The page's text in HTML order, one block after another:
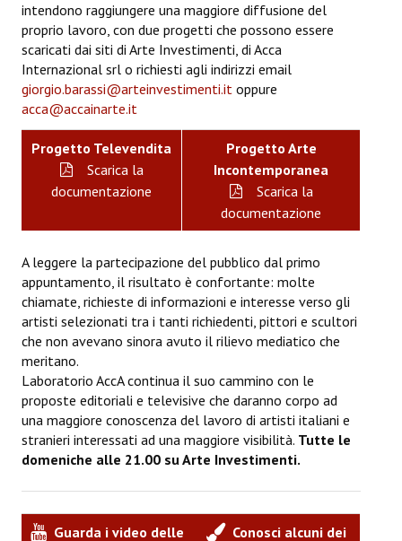
intendono raggiungere una maggiore diffusione del
proprio lavoro, con due progetti che possono essere
scaricati dai siti di Arte Investimenti, di Acca
Internazional srl o richiesti agli indirizzi email
giorgio.barassi@arteinvestimenti.it oppure
acca@accainarte.it
Progetto Televendita
Scarica la
documentazione
Progetto Arte
Incontemporanea
Scarica la
documentazione
A leggere la partecipazione del pubblico dal primo
appuntamento, il risultato è confortante: molte
chiamate, richieste di informazioni e interesse verso gli
artisti selezionati tra i tanti richiedenti, pittori e scultori
che non avevano sinora avuto il rilievo mediatico che
meritano.
Laboratorio AccA continua il suo cammino con le
proposte editoriali e televisive che daranno corpo ad
una maggiore conoscenza del lavoro di artisti italiani e
stranieri interessati ad una maggiore visibilità. Tutte le
domeniche alle 21.00 su Arte Investimenti.
Guarda i video delle Conosci alcuni dei